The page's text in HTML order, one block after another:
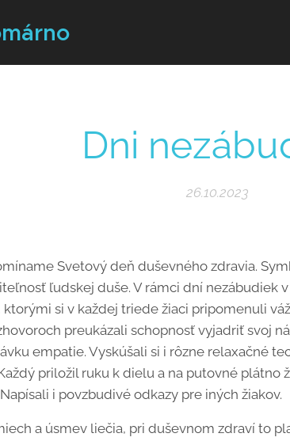
Dni
26.10.2023
Svetový deň duševného zdravia.
ľudskej duše. V rámci dní nezábudiek
ktorými si v každej triede žiaci pripomenuli
preukázali schopnosť vyjadriť svoj
empatie. Vyskúšali si i rôzne relaxačné
priložil ruku k dielu a na putovné plátno
i povzbudivé odkazy pre iných žiakov.
a úsmev liečia, pri duševnom zdraví to